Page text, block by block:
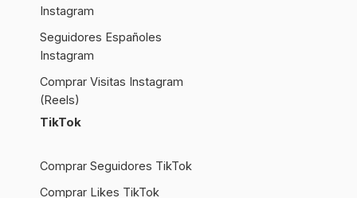
Instagram
Seguidores Españoles
Instagram
Comprar Visitas Instagram
(Reels)
TikTok
Comprar Seguidores TikTok
Comprar Likes TikTok